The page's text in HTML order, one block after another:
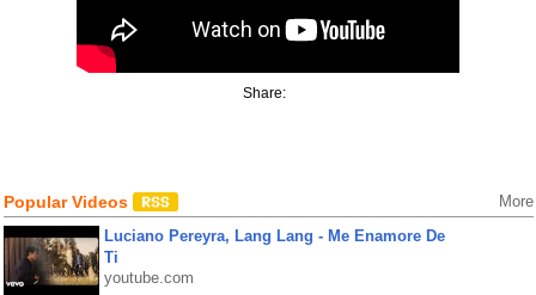
Share:
Popular Videos More
Luciano Pereyra, Lang Lang - Me Enamore De
Ti
youtube.com